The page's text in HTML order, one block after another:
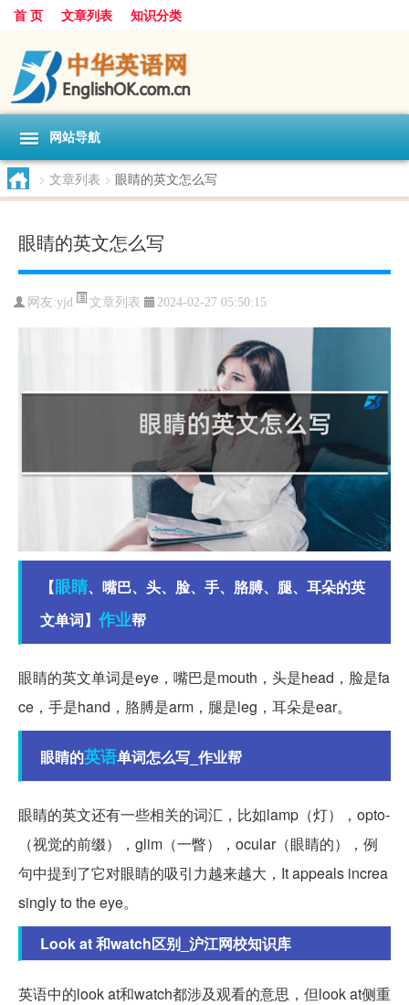
首 页 文章列表 知识分类
网站导航
> 文章列表 > 眼睛的英文怎么写
眼睛的英文怎么写
网友:yjd 文章列表 2024-02-27 05:50:15
【眼睛、嘴巴、头、脸、手、胳膊、腿、耳朵的英
文单词】 作业帮
眼睛的英文单词是eye，嘴巴是mouth，头是head，脸是fa
ce，手是hand，胳膊是arm，腿是leg，耳朵是ear。
眼睛的英语单词怎么写_作业帮
眼睛的英文还有一些相关的词汇，比如lamp（灯），opto-
（视觉的前缀），glim（一瞥），ocular（眼睛的），例
句中提到了它对眼睛的吸引力越来越大，It appeals increa
singly to the eye。
Look at 和watch区别_沪江网校知识库
英语中的look at和watch都涉及观看的意思，但look at侧重